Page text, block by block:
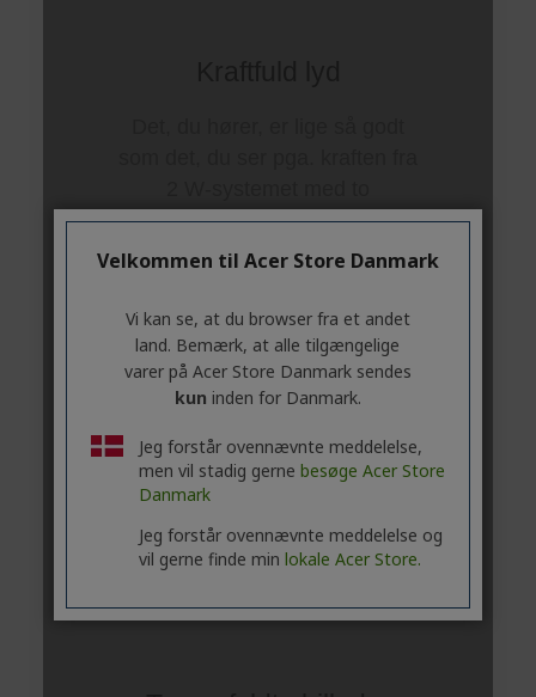
Velkommen til Acer Store Danmark
Vi kan se, at du browser fra et andet
land. Bemærk, at alle tilgængelige
varer på Acer Store Danmark sendes
kun inden for Danmark.
Jeg forstår ovennævnte meddelelse,
men vil stadig gerne besøge Acer Store
Danmark
Jeg forstår ovennævnte meddelelse og
vil gerne finde min lokale Acer Store.